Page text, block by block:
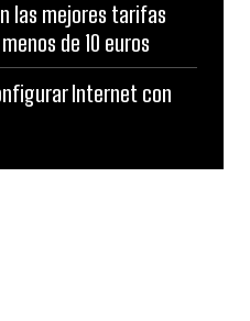
las mejores tarifas
de 10 euros
Internet con